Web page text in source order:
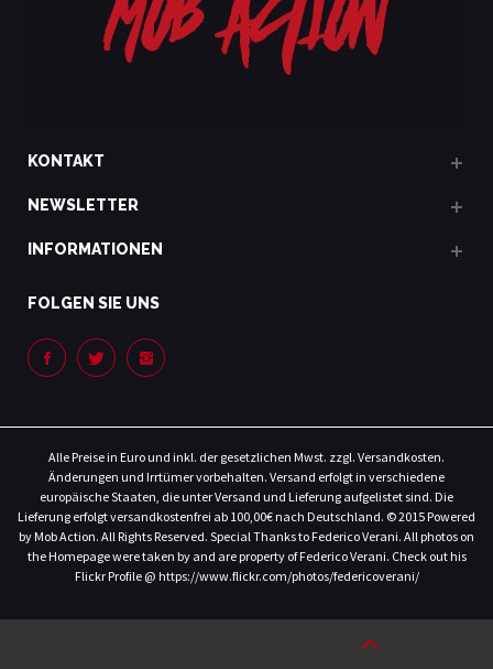
KONTAKT
NEWSLETTER
INFORMATIONEN
FOLGEN SIE UNS
Alle Preise in Euro und inkl. der gesetzlichen Mwst. zzgl. Versandkosten.
Änderungen und Irrtümer vorbehalten. Versand erfolgt in verschiedene
europäische Staaten, die unter Versand und Lieferung aufgelistet sind. Die
Lieferung erfolgt versandkostenfrei ab 100,00€ nach Deutschland. © 2015 Powered
by Mob Action. All Rights Reserved. Special Thanks to Federico Verani. All photos on
the Homepage were taken by and are property of Federico Verani. Check out his
Flickr Profile @ https://www.flickr.com/photos/federicoverani/